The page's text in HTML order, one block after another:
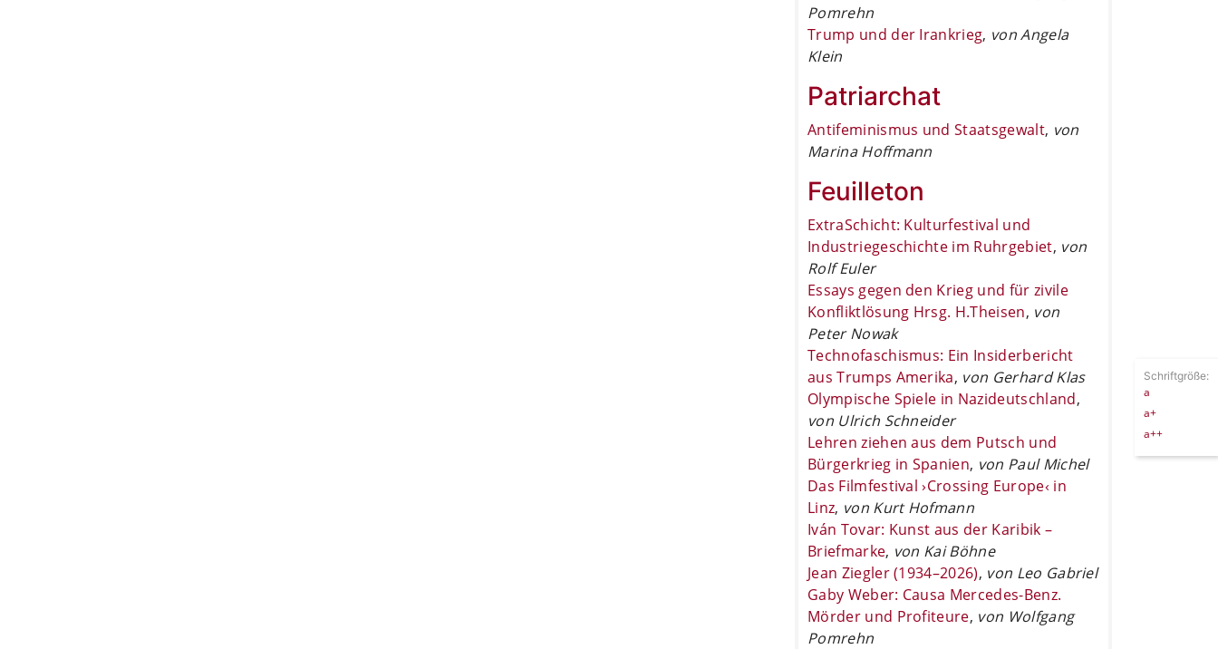
Pomrehn
Trump und der Irankrieg, von Angela
Klein
Patriarchat
Antifeminismus und Staatsgewalt, von
Marina Hoffmann
Feuilleton
ExtraSchicht: Kulturfestival und
Industriegeschichte im Ruhrgebiet, von
Rolf Euler
Essays gegen den Krieg und für zivile
Konfliktlösung Hrsg. H.Theisen, von
Peter Nowak
Technofaschismus: Ein Insiderbericht
aus Trumps Amerika, von Gerhard Klas
Olympische Spiele in Nazideutschland,
von Ulrich Schneider
Lehren ziehen aus dem Putsch und
Bürgerkrieg in Spanien, von Paul Michel
Das Filmfestival ›Crossing Europe‹ in
Linz, von Kurt Hofmann
Iván Tovar: Kunst aus der Karibik –
Briefmarke, von Kai Böhne
Jean Ziegler (1934–2026), von Leo Gabriel
Gaby Weber: Causa Mercedes-Benz.
Mörder und Profiteure, von Wolfgang
Pomrehn
Schriftgröße:
a
a+
a++